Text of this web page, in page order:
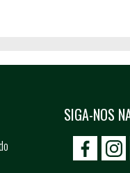
SIGA-NOS
icon-